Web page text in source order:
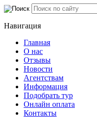
Навигация
Главная
О нас
Отзывы
Новости
Агентствам
Информация
Подобрать тур
Онлайн оплата
Контакты